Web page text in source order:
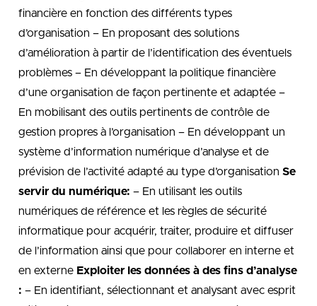
financière en fonction des différents types
d’organisation – En proposant des solutions
d’amélioration à partir de l’identification des éventuels
problèmes – En développant la politique financière
d’une organisation de façon pertinente et adaptée –
En mobilisant des outils pertinents de contrôle de
gestion propres à l’organisation – En développant un
système d’information numérique d’analyse et de
prévision de l’activité adapté au type d’organisation Se
servir du numérique: – En utilisant les outils
numériques de référence et les règles de sécurité
informatique pour acquérir, traiter, produire et diffuser
de l’information ainsi que pour collaborer en interne et
en externe Exploiter les données à des fins d’analyse
: – En identifiant, sélectionnant et analysant avec esprit